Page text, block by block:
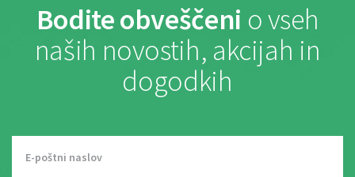
Bodite obveščeni o vseh
naših novostih, akcijah in
dogodkih